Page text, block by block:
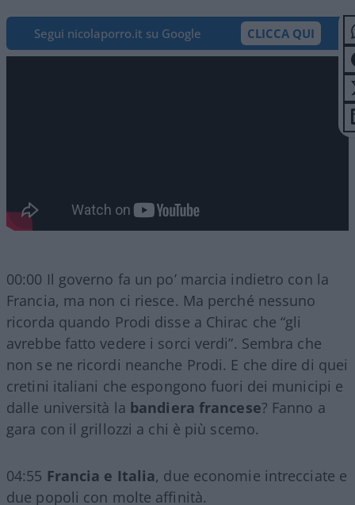
Segui nicolaporro.it su Google CLICCA QUI
00:00 Il governo fa un po’ marcia indietro con la
Francia, ma non ci riesce. Ma perché nessuno
ricorda quando Prodi disse a Chirac che “gli
avrebbe fatto vedere i sorci verdi”. Sembra che
non se ne ricordi neanche Prodi. E che dire di quei
cretini italiani che espongono fuori dei municipi e
dalle università la bandiera francese? Fanno a
gara con il grillozzi a chi è più scemo.
04:55 Francia e Italia, due economie intrecciate e
due popoli con molte affinità.